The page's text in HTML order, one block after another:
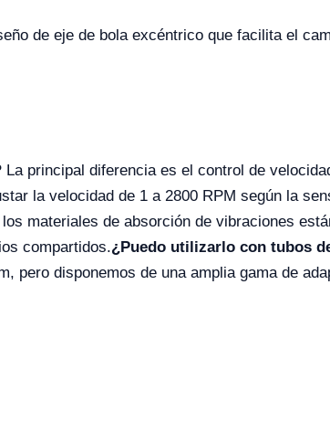
de eje de bola excéntrico que facilita el
La principal diferencia es el control de
la velocidad de 1 a 2800 RPM según la
materiales de absorción de vibraciones
compartidos.¿Puedo utilizarlo con tubos
pero disponemos de una amplia gama de